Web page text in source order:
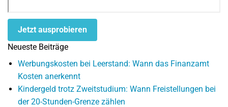
Jetzt ausprobieren
Neueste Beiträge
Werbungskosten bei Leerstand: Wann das Finanzamt
Kosten anerkennt
Kindergeld trotz Zweitstudium: Wann Freistellungen bei
der 20-Stunden-Grenze zählen